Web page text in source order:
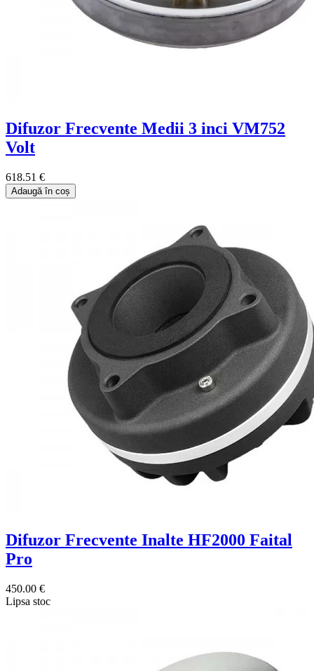
Difuzor Frecvente Medii 3 inci VM752
Volt
618.51 €
Adaugă în coș
Difuzor Frecvente Inalte HF2000 Faital
Pro
450.00 €
Lipsa stoc